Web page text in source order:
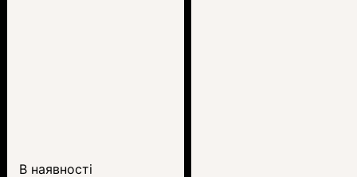
В наявності